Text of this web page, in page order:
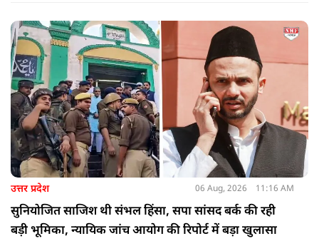
अहिल्या बाई होल्कर आदि की मूर्तियों पर छाजन, पार्क, बाउंड्रीवाल के
लिए हमने 407 करोड़ रुपये का प्रावधान किया है. यह बजट पास न हो,
इसके लिए समाजवादी पार्टी ने सदन की कार्यवाही को बाधित किया और
लगातार व्यवधान पैदा करने का प्रयास किया.
उत्तर प्रदेश 06 Aug, 2026 11:16 AM
सुनियोजित साजिश थी संभल हिंसा, सपा सांसद बर्क की रही
बड़ी भूमिका, न्यायिक जांच आयोग की रिपोर्ट में बड़ा खुलासा